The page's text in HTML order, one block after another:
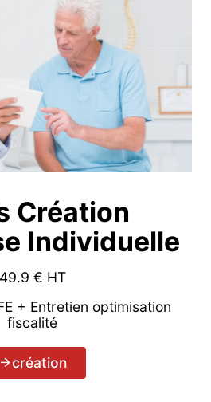
Création
Individuelle
49.9 € HT
+ Entretien optimisation
fiscalité
création